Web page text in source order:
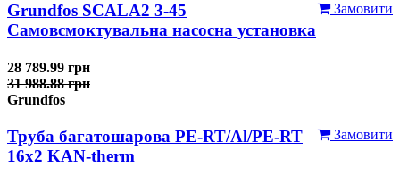
Замовити
Grundfos SCALA2 3-45
Самовсмоктувальна насосна установка
28 789.99 грн
31 988.88 грн
Grundfos
Замовити
Труба багатошарова PE-RT/Al/PE-RT
16x2 KAN-therm